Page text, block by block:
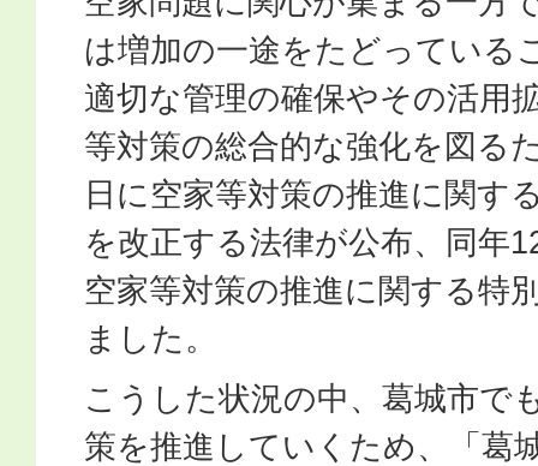
は増加の一途をたどっている
適切な管理の確保やその活用
等対策の総合的な強化を図る
日に空家等対策の推進に関す
を改正する法律が公布、同年
空家等対策の推進に関する特
ました。
こうした状況の中、葛城市で
策を推進していくため、「葛